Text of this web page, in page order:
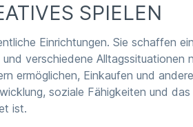
SPIELEN
Einrichtungen. Sie schaffen
verschiedene Alltagssituationen
ermöglichen, Einkaufen und
soziale Fähigkeiten und
ist.